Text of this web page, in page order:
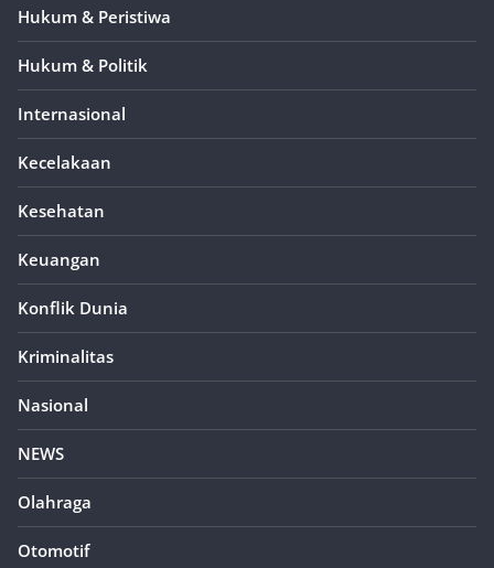
Hukum & Peristiwa
Hukum & Politik
Internasional
Kecelakaan
Kesehatan
Keuangan
Konflik Dunia
Kriminalitas
Nasional
NEWS
Olahraga
Otomotif